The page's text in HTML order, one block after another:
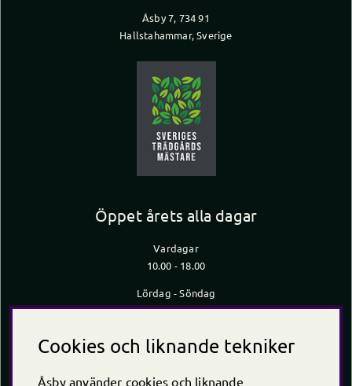
Åsby 7, 734 91
Hallstahammar, Sverige
Öppet årets alla dagar
Vardagar
10.00 - 18.00
Lördag - Söndag
10.00 - 16.00
*Caféet stänger 30 min innan butiken stänger
Cookies och liknande tekniker
Åsby använder cookies och liknande